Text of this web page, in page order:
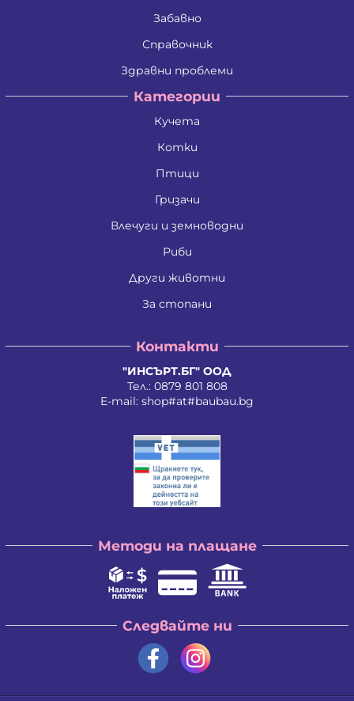
Забавно
Справочник
Здравни проблеми
Категории
Кучета
Котки
Птици
Гризачи
Влечуги и земноводни
Риби
Други животни
За стопани
Контакти
"ИНСЪРТ.БГ" ООД
Тел.: 0879 801 808
E-mail: shop#at#baubau.bg
Методи на плащане
Следвайте ни